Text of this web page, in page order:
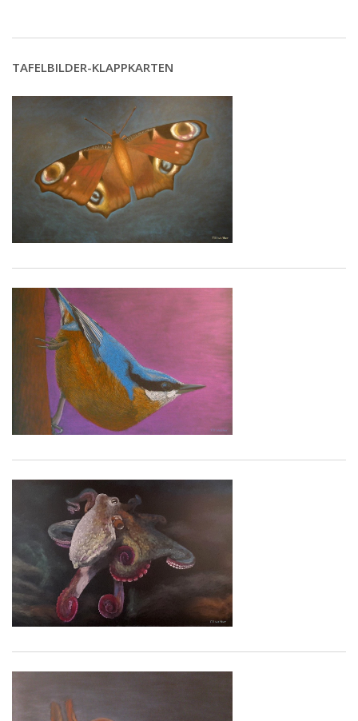
TAFELBILDER-KLAPPKARTEN